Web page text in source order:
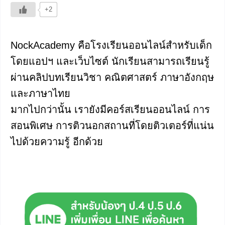
+2
NockAcademy คือโรงเรียนออนไลน์สำหรับเด็ก
โดยแอปฯ และเว็บไซต์ นักเรียนสามารถเรียนรู้
ผ่านคลิปบทเรียนวิชา คณิตศาสตร์ ภาษาอังกฤษ
และภาษาไทย
มากไปกว่านั้น เรายังมีคอร์สเรียนออนไลน์ การ
สอนพิเศษ การติวนอกสถานที่โดยติวเตอร์ที่แน่น
ไปด้วยความรู้ อีกด้วย